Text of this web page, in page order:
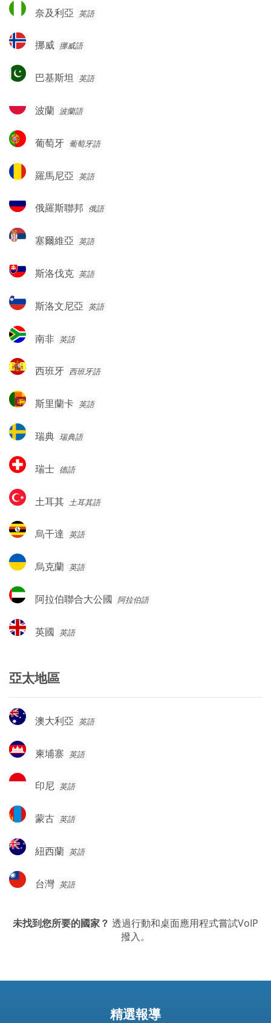
奈
及
亞
奈及利亞 英語
挪
威
挪威 挪威語
巴
基
坦
巴基斯坦 英語
波
蘭
波蘭 波蘭語
葡
萄
葡萄牙 葡萄牙語
羅
馬
亞
羅馬尼亞 英語
俄
羅
聯
俄羅斯聯邦 俄語
塞
爾
亞
塞爾維亞 英語
斯
洛
克
斯洛伐克 英語
斯
洛
尼
斯洛文尼亞 英語
南
非
南非 英語
西
班
西班牙 西班牙語
斯
里
卡
斯里蘭卡 英語
瑞
典
瑞典 瑞典語
瑞
士
瑞士 德語
土
耳
土耳其 土耳其語
烏
干
烏干達 英語
烏
克
烏克蘭 英語
阿
拉
聯
公
阿拉伯聯合大公國 阿拉伯語
英
國
英國 英語
亞太地區
澳
大
亞
澳大利亞 英語
柬
埔
柬埔寨 英語
印
尼
印尼 英語
蒙
古
蒙古 英語
紐
西
紐西蘭 英語
台
灣
台灣 英語
未找到您所要的國家？ 透過行動和桌面應用程式嘗試VoIP
撥入。
精選報導